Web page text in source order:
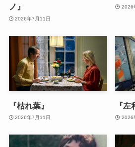
ノ』
2026年7月11日
2026
『枯れ葉』
2026年7月11日
『左
2026